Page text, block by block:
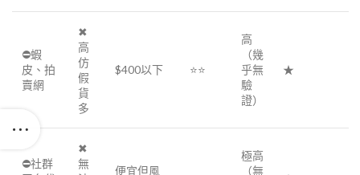
⛔蝦
皮、拍
賣網
✖
高
仿
假
貨
多
$400以下 ⭐⭐
高
（幾
乎無
驗
證）
★
⛔社群
✖
無
便宜但風
極高
（無